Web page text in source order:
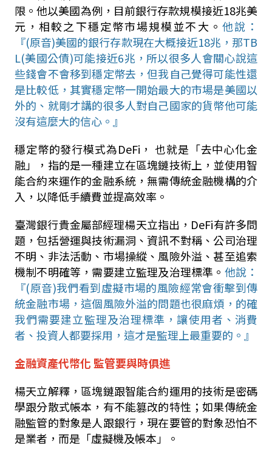
限。他以美國為例，目前銀行存款規模接近18兆美
元，相較之下穩定幣市場規模並不大。 他說：
『(原音)美國的銀行存款現在大概接近18兆，那TB
L(美國公債)可能接近6兆，所以很多人會關心說這
些錢會不會移到穩定幣去，但我自己覺得可能性還
是比較低，其實穩定幣一開始最大的市場是美國以
外的、就剛才講的很多人對自己國家的貨幣他可能
沒有這麼大的信心。』
穩定幣的發行模式為DeFi ， 也就是「去中心化金
融」，指的是一種建立在區塊鏈技術上，並使用智
能合約來運作的金融系統，無需傳統金融機構的介
入，以降低手續費並提高效率。
臺灣銀行貴金屬部經理楊天立指出， DeFi有許多問
題，包括營運與技術漏洞、資訊不對稱、公司治理
不明、非法活動、市場操縱、風險外溢、甚至追索
機制不明確等，需要建立監理及治理標準。 他說：
『(原音)我們看到虛擬市場的風險經常會衝擊到傳
統金融市場，這個風險外溢的問題也很麻煩，的確
我們需要建立監理及治理標準，讓使用者、消費
者、投資人都要採用，這才是監理上最重要的。』
金融資產代幣化 監管要與時俱進
楊天立解釋，區塊鏈跟智能合約運用的技術是密碼
學跟分散式帳本，有不能篡改的特性；如果傳統金
融監管的對象是人跟銀行，現在要管的對象恐怕不
是業者，而是「虛擬機及帳本」。